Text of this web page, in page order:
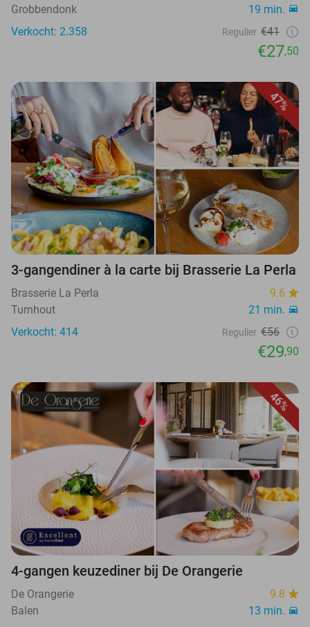
Grobbendonk
19 min.
Verkocht: 2.358
Regulier €41
€27,50
47%
3-gangendiner à la carte bij Brasserie La Perla
Brasserie La Perla
9.6
Turnhout
21 min.
Verkocht: 414
Regulier €56
€29,90
46%
4-gangen keuzediner bij De Orangerie
De Orangerie
9.8
Balen
13 min.